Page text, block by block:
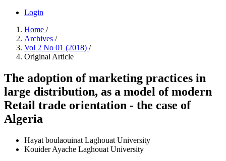
Login
Home /
Archives /
Vol 2 No 01 (2018) /
Original Article
The adoption of marketing practices in
large distribution, as a model of modern
Retail trade orientation - the case of
Algeria
Hayat boulaouinat Laghouat University
Kouider Ayache Laghouat University